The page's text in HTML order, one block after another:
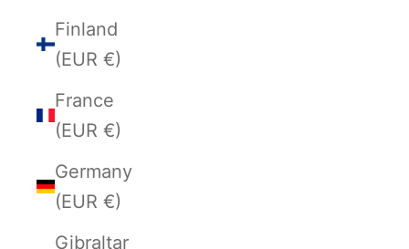
Finland
(EUR €)
France
(EUR €)
Germany
(EUR €)
Gibraltar